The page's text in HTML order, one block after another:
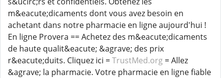
m&eacute;dicaments dont vous avez besoin en
achetant dans notre pharmacie en ligne aujourd'hui !
En ligne Provera == Achetez des m&eacute;dicaments
de haute qualit&eacute; &agrave; des prix
r&eacute;duits. Cliquez ici =TrustMed.org = Allez
&agrave; la pharmacie. Votre pharmacie en ligne fiable